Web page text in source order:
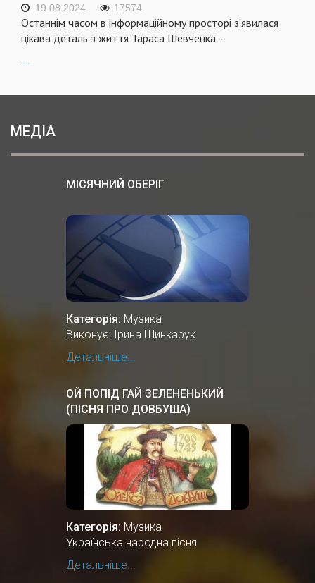
19.08.2024 17574
Останнім часом в інформаційному просторі з’явилася
цікава деталь з життя Тараса Шевченка –
МЕДІА
МІСЯЧНИЙ ОБЕРІГ
Категорія: Музика
Виконує: Ірина Шинкарук
Детальніше...
ОЙ ПОПІД ГАЙ ЗЕЛЕНЕНЬКИЙ
(ПІСНЯ ПРО ДОВБУША)
Категорія: Музика
Українська народна пісня
Детальніше...